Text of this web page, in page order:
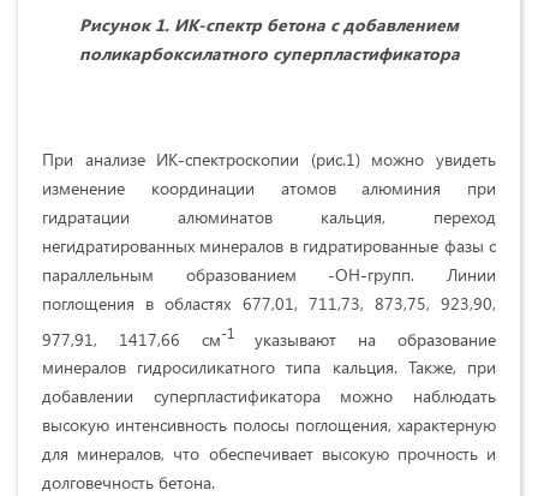
Рисунок 1. ИК-спектр бетона с добавлением
поликарбоксилатного суперпластификатора
При анализе ИК-спектроскопии (рис.1) можно увидеть
изменение координации атомов алюминия при
гидратации алюминатов кальция, переход
негидратированных минералов в гидратированные фазы с
параллельным образованием -ОН-групп. Линии
поглощения в областях 677,01, 711,73, 873,75, 923,90,
977,91, 1417,66 см-1указывают на образование
минералов гидросиликатного типа кальция. Также, при
добавлении суперпластификатора можно наблюдать
высокую интенсивность полосы поглощения, характерную
для минералов, что обеспечивает высокую прочность и
долговечность бетона.